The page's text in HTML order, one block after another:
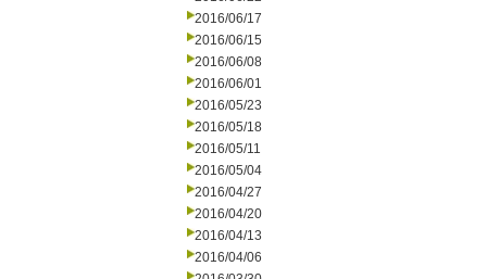
2016/06/17
2016/06/15
2016/06/08
2016/06/01
2016/05/23
2016/05/18
2016/05/11
2016/05/04
2016/04/27
2016/04/20
2016/04/13
2016/04/06